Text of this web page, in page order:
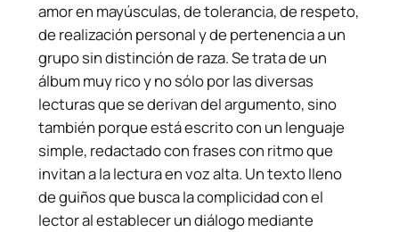
amor en mayúsculas, de tolerancia, de respeto,
de realización personal y de pertenencia a un
grupo sin distinción de raza. Se trata de un
álbum muy rico y no sólo por las diversas
lecturas que se derivan del argumento, sino
también porque está escrito con un lenguaje
simple, redactado con frases con ritmo que
invitan a la lectura en voz alta. Un texto lleno
de guiños que busca la complicidad con el
lector al establecer un diálogo mediante